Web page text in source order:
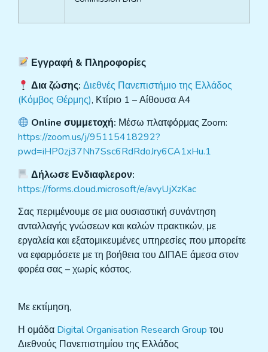
Εγγραφή & Πληροφορίες
Δια ζώσης: Διεθνές Πανεπιστήμιο της Ελλάδος
(Κόμβος Θέρμης), Κτίριο 1 – Αίθουσα Α4
Online συμμετοχή: Μέσω πλατφόρμας Zoom:
https://zoom.us/j/95115418292?
pwd=iHP0zj37Nh7Ssc6RdRdoJry6CA1xHu.1
Δήλωσε Ενδιαφλερον:
https://forms.cloud.microsoft/e/avyUjXzKac
Σας περιμένουμε σε μια ουσιαστική συνάντηση
ανταλλαγής γνώσεων και καλών πρακτικών, με
εργαλεία και εξατομικευμένες υπηρεσίες που μπορείτε
να εφαρμόσετε με τη βοήθεια του ΔΙΠΑΕ άμεσα στον
φορέα σας – χωρίς κόστος.
Με εκτίμηση,
Η ομάδα DigitalOrganisation Research Group του
Διεθνούς Πανεπιστημίου της Ελλάδος